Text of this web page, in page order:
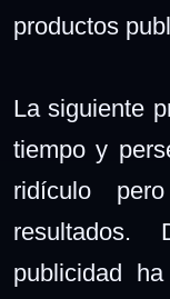
productos
La siguiente
tiempo y
ridículo
resultados.
publicidad